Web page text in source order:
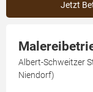
Jetzt
Albert-Schweitzer
Niendorf)